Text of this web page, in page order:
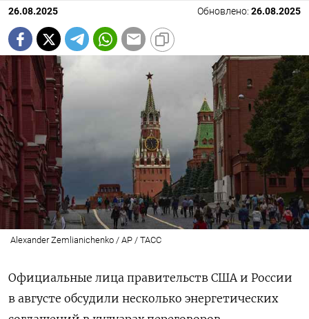
26.08.2025 Обновлено: 26.08.2025
Alexander Zemlianichenko / AP / ТАСС
Официальные лица правительств США и России
в августе обсудили несколько энергетических